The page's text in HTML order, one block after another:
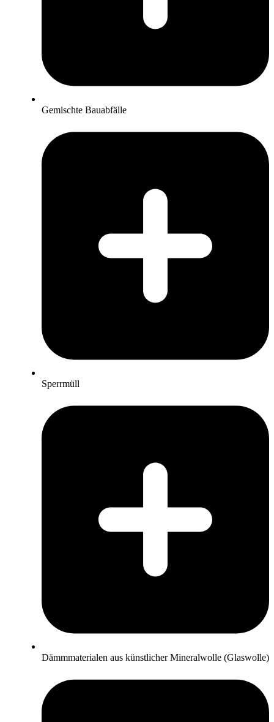
Gemischte Bauabfälle
Sperrmüll
Dämmmaterialen aus künstlicher Mineralwolle (Glaswolle)